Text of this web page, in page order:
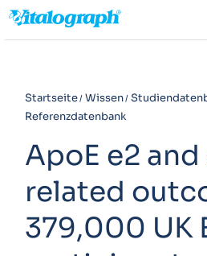
Startseite Wissen
Referenzdatenbank
ApoE e2
related
379,000 UK